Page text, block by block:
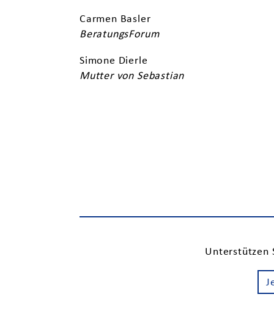
Carmen Basler
BeratungsForum
Simone Dierle
Mutter von Sebastian
Unterstützen